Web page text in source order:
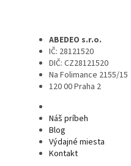
ABEDEO s.r.o.
IČ: 28121520
DIČ: CZ28121520
Na Folimance 2155/15
120 00 Praha 2
Náš príbeh
Blog
Výdajné miesta
Kontakt